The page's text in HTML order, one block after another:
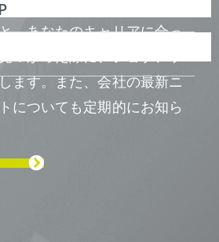
、あなたのキャリアに合っ
つかった際に、ジョブアラ
ます。また、会社の最新ニ
についても定期的にお知ら